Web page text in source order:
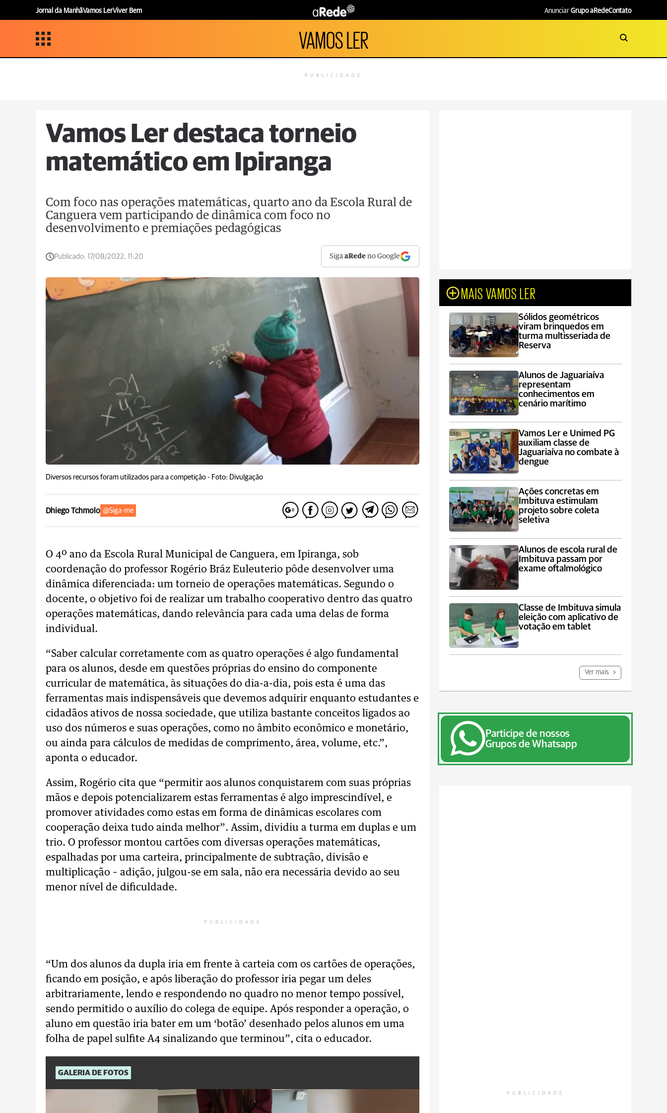
Jornal da ManhãVamos LerViver Bem Anunciar Grupo aRedeContato
VAMOS LER
PUBLICIDADE
Vamos Ler destaca torneio
matemático em Ipiranga
Com foco nas operações matemáticas, quarto ano da Escola Rural de
Canguera vem participando de dinâmica com foco no
desenvolvimento e premiações pedagógicas
Publicado: 17/08/2022, 11:20 SigaaRede no Google
Diversos recursos foram utilizados para a competição - Foto: Divulgação
Dhiego Tchmolo @Siga-me
O 4º ano da Escola Rural Municipal de Canguera, em Ipiranga, sob
coordenação do professor Rogério Bráz Euleuterio pôde desenvolver uma
dinâmica diferenciada: um torneio de operações matemáticas. Segundo o
docente, o objetivo foi de realizar um trabalho cooperativo dentro das quatro
operações matemáticas, dando relevância para cada uma delas de forma
individual.
“Saber calcular corretamente com as quatro operações é algo fundamental
para os alunos, desde em questões próprias do ensino do componente
curricular de matemática, às situações do dia-a-dia, pois esta é uma das
ferramentas mais indispensáveis que devemos adquirir enquanto estudantes e
cidadãos ativos de nossa sociedade, que utiliza bastante conceitos ligados ao
uso dos números e suas operações, como no âmbito econômico e monetário,
ou ainda para cálculos de medidas de comprimento, área, volume, etc.”,
aponta o educador.
Assim, Rogério cita que “permitir aos alunos conquistarem com suas próprias
mãos e depois potencializarem estas ferramentas é algo imprescindível, e
promover atividades como estas em forma de dinâmicas escolares com
cooperação deixa tudo ainda melhor”. Assim, dividiu a turma em duplas e um
trio. O professor montou cartões com diversas operações matemáticas,
espalhadas por uma carteira, principalmente de subtração, divisão e
multiplicação – adição, julgou-se em sala, não era necessária devido ao seu
menor nível de dificuldade.
PUBLICIDADE
“Um dos alunos da dupla iria em frente à carteia com os cartões de operações,
ficando em posição, e após liberação do professor iria pegar um deles
arbitrariamente, lendo e respondendo no quadro no menor tempo possível,
sendo permitido o auxílio do colega de equipe. Após responder a operação, o
aluno em questão iria bater em um ‘botão’ desenhado pelos alunos em uma
folha de papel sulfite A4 sinalizando que terminou”, cita o educador.
GALERIA DE FOTOS
MAIS VAMOS LER
Sólidos geométricos
viram brinquedos em
turma multisseriada de
Reserva
Alunos de Jaguariaíva
representam
conhecimentos em
cenário marítimo
Vamos Ler e Unimed PG
auxiliam classe de
Jaguariaíva no combate à
dengue
Ações concretas em
Imbituva estimulam
projeto sobre coleta
seletiva
Alunos de escola rural de
Imbituva passam por
exame oftalmológico
Classe de Imbituva simula
eleição com aplicativo de
votação em tablet
Ver mais
Participe de nossos
Grupos de Whatsapp
PUBLICIDADE